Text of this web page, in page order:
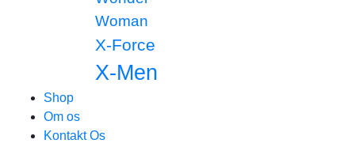
Woman
X-Force
X-Men
Shop
Om os
Kontakt Os